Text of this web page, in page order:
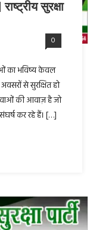
सुरक्षा
0
का भविष्य केवल
से सुरक्षित हो
की आवाज़ है जो
कर रहे हैं। […]